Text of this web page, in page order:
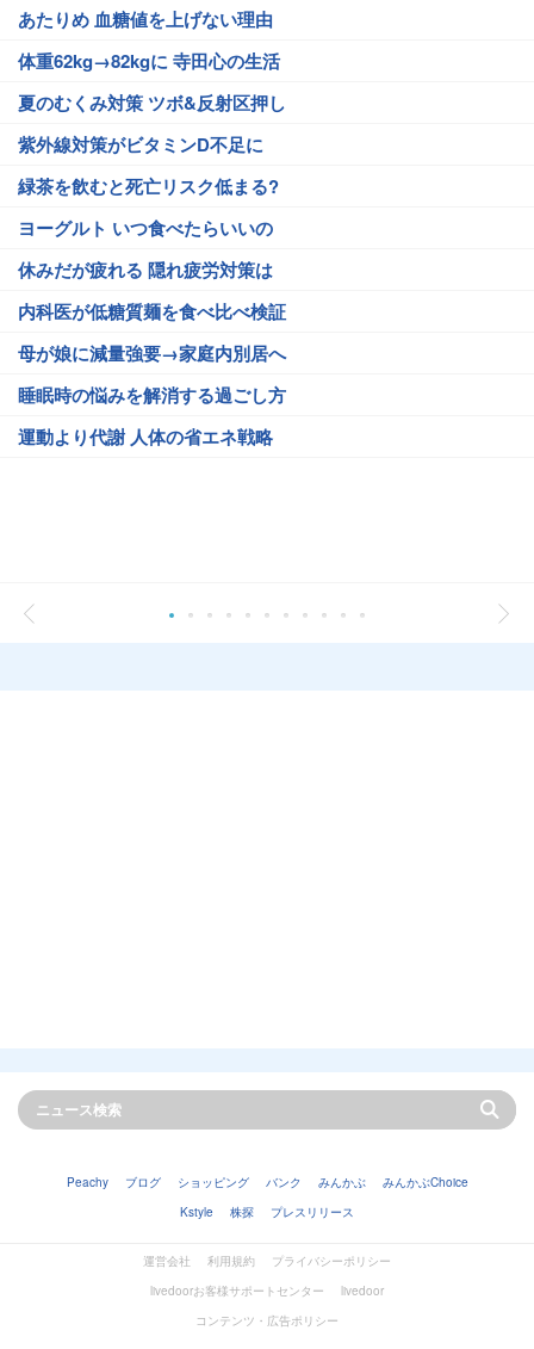
あたりめ 血糖値を上げない理由
体重62kg→82kgに 寺田心の生活
夏のむくみ対策 ツボ&反射区押し
紫外線対策がビタミンD不足に
緑茶を飲むと死亡リスク低まる?
ヨーグルト いつ食べたらいいの
休みだが疲れる 隠れ疲労対策は
内科医が低糖質麺を食べ比べ検証
母が娘に減量強要→家庭内別居へ
睡眠時の悩みを解消する過ごし方
運動より代謝 人体の省エネ戦略
Peachy ブログ ショッピング バンク みんかぶ
みんかぶChoice
Kstyle
株探 プレスリリース
運営会社 利用規約
プライバシーポリシー
livedoorお客様サポートセンター
livedoor
コンテンツ・広告ポリシー